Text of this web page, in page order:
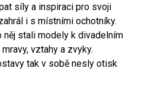
síly a inspiraci pro svoji
i s místními ochotníky.
stali modely k divadelním
vztahy a zvyky.
tak v sobě nesly otisk